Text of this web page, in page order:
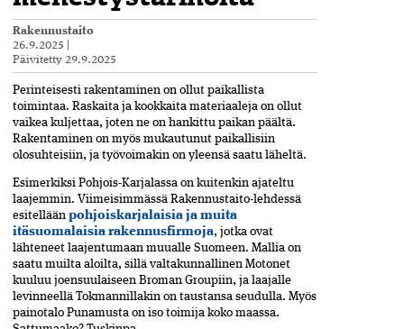
Rakennustaito
26.9.2025
Päivitetty 29.9.2025
Perinteisesti rakentaminen on ollut paikallista
toimintaa. Raskaita ja kookkaita materiaaleja on ollut
vaikea kuljettaa, joten ne on hankittu paikan päältä.
Rakentaminen on myös mukautunut paikallisiin
olosuhteisiin, ja työvoimakin on yleensä saatu läheltä.
Esimerkiksi Pohjois-Karjalassa on kuitenkin ajateltu
laajemmin. Viimeisimmässä Rakennustaito-lehdessä
esitellään pohjoiskarjalaisia ja muita
itäsuomalaisia rakennusfirmoja, jotka ovat
lähteneet laajentumaan muualle Suomeen. Mallia on
saatu muilta aloilta, sillä valtakunnallinen Motonet
kuuluu joensuulaiseen Broman Groupiin, ja laajalle
levinneellä Tokmannillakin on taustansa seudulla. Myös
painotalo Punamusta on iso toimija koko maassa.